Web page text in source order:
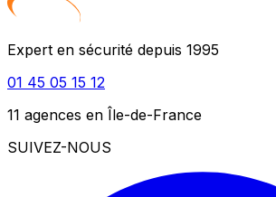
Expert en sécurité depuis 1995
01 45 05 15 12
11 agences en Île-de-France
SUIVEZ-NOUS